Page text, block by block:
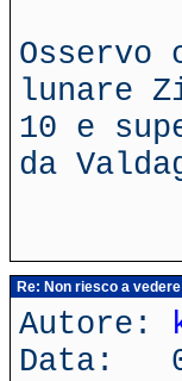
lunare
10 e
da
Re: Non riesco a
Autore:
Data: